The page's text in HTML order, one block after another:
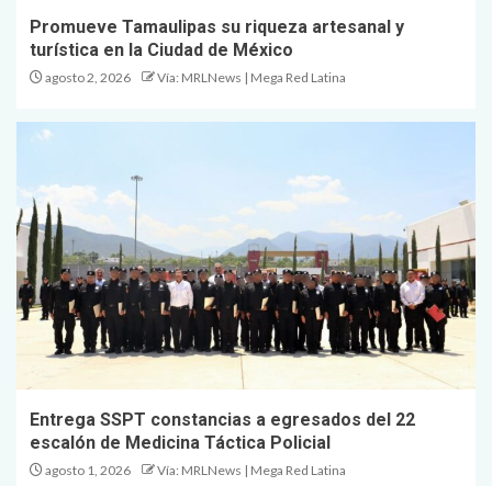
Promueve Tamaulipas su riqueza artesanal y
turística en la Ciudad de México
agosto 2, 2026 Vía: MRLNews | Mega Red Latina
Entrega SSPT constancias a egresados del 22
escalón de Medicina Táctica Policial
agosto 1, 2026 Vía: MRLNews | Mega Red Latina